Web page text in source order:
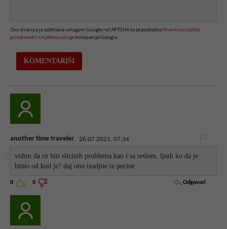
Ova stranica je zaštićena uslugom Google reCAPTCHA te je podložna Pravilima zaštite
privatnosti i Uvjetima usluge kompanije Google.
another time traveler 26.07.2021. 07:34
vidim da ce biti slicinih problema kao i sa teslom, ljudi ko da je
bitno od kud je? daj ono izadjite iz pecine
0 0 Odgovori